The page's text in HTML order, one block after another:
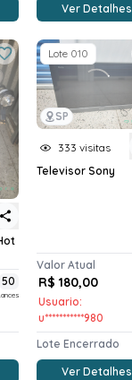
Ver Detalhes
50
SP
Lote 010
333 visitas
Televisor Sony
Valor Atual
R$ 180,00
Usuario:
u***********980
Lote Encerrado
Ver Detalhes